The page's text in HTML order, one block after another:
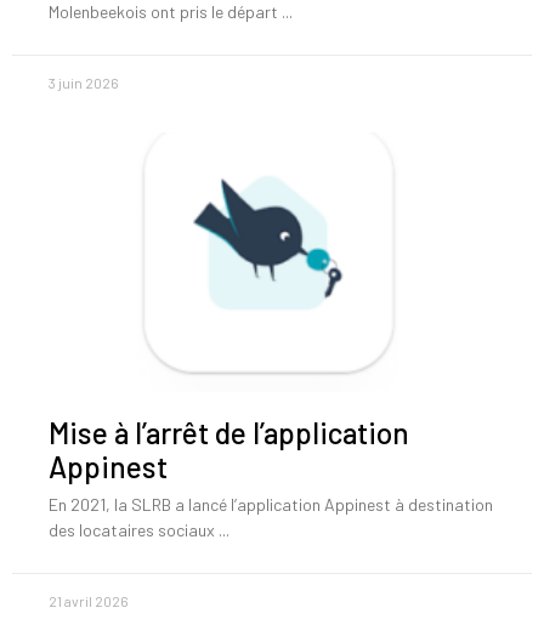
Molenbeekois ont pris le départ
3 juin 2026
Mise à l’arrêt de l’application
Appinest
En 2021, la SLRB a lancé l’application Appinest à destination
des locataires sociaux
21 avril 2026